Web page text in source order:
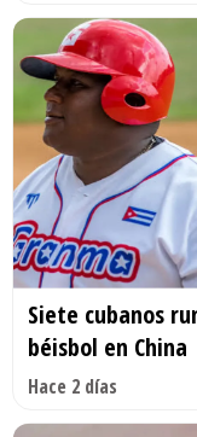
Siete cubanos
béisbol en China
Hace 2 días